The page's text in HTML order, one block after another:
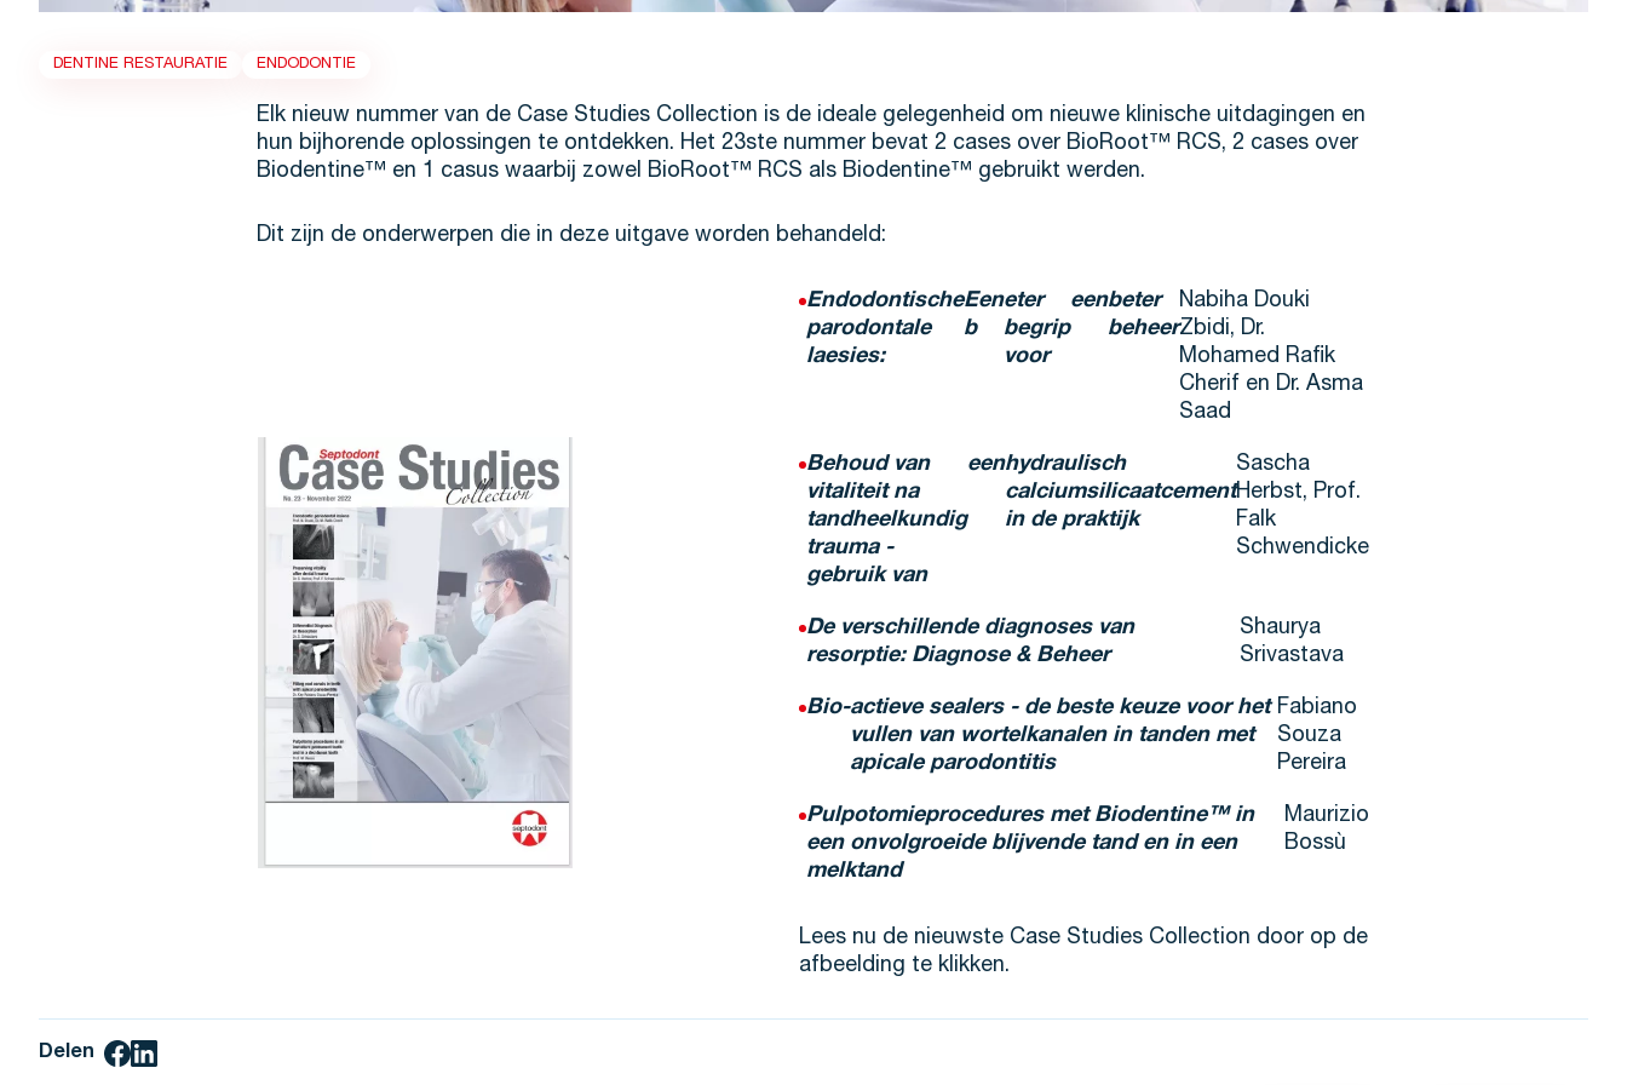
DENTINE RESTAURATIE ENDODONTIE
Elk nieuw nummer van de Case Studies Collection is de ideale gelegenheid om nieuwe klinische uitdagingen en
hun bijhorende oplossingen te ontdekken. Het 23ste nummer bevat 2 cases over BioRoot™ RCS, 2 cases over
Biodentine™ en 1 casus waarbij zowel BioRoot™ RCS als Biodentine™ gebruikt werden.
Dit zijn de onderwerpen die in deze uitgave worden behandeld:
Endodontische
parodontale
laesies:
Een
b
eter
begrip
voor
eenbeter
beheer
Nabiha Douki
Zbidi, Dr.
Mohamed Rafik
Cherif en Dr. Asma
Saad
Behoud van
vitaliteit na
tandheelkundig
trauma -
gebruik van
eenhydraulisch
calciumsilicaatcement
in de praktijk
Sascha
Herbst, Prof.
Falk
Schwendicke
De verschillende diagnoses van
resorptie: Diagnose & Beheer
Shaurya
Srivastava
Bio-actieve sealers - de beste keuze voor het
vullen van wortelkanalen in tanden met
apicale parodontitis
Fabiano
Souza
Pereira
Pulpotomieprocedures met Biodentine™ in
een onvolgroeide blijvende tand en in een
melktand
Maurizio
Bossù
Lees nu de nieuwste Case Studies Collection door op de
afbeelding te klikken.
Delen